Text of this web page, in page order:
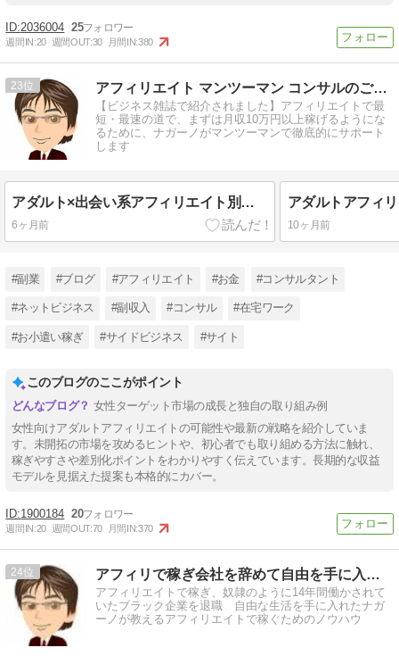
2036004 25
週間IN:20 週間OUT:30 月間IN:380
23 アフィリエイト マンツーマン コンサルのご案内
【ビジネス雑誌で紹介されました】アフィリエイトで最
短・最速の道で、まずは月収10万円以上稼げるようにな
るために、ナガーノがマンツーマンで徹底的にサポート
します
アダルト×出会い系アフィリエイト別サイト運用を学べる書籍紹介
6ヶ月前 10ヶ月前
#副業 #ブログ #アフィリエイト #お金 #コンサルタント
#ネットビジネス #副収入 #コンサル #在宅ワーク
#お小遣い稼ぎ #サイドビジネス #サイト
このブログのここがポイント
女性ターゲット市場の成長と独自の取り組み例
女性向けアダルトアフィリエイトの可能性や最新の戦略を紹介していま
す。未開拓の市場を攻めるヒントや、初心者でも取り組める方法に触れ、
稼ぎやすさや差別化ポイントをわかりやすく伝えています。長期的な収益
モデルを見据えた提案も本格的にカバー。
1900184 20
週間IN:20 週間OUT:70 月間IN:370
24 アフィリで稼ぎ会社を辞めて自由を手に入れたナガーノのブログ
アフィリエイトで稼ぎ、奴隷のように14年間働かされて
いたブラック企業を退職 自由な生活を手に入れたナガ
ーノが教えるアフィリエイトで稼ぐためのノウハウ